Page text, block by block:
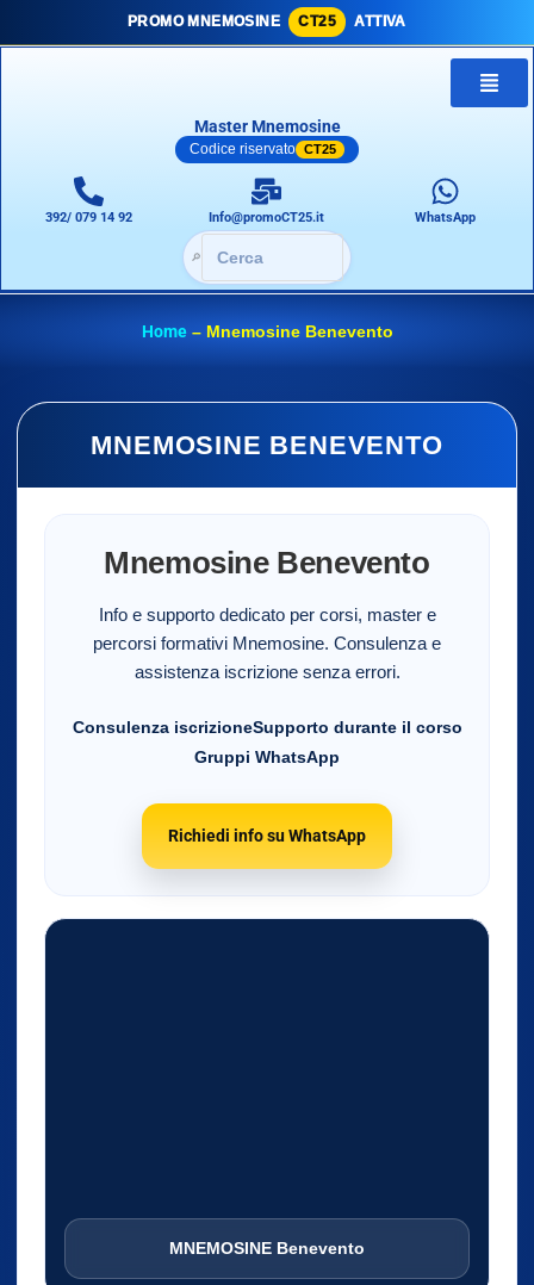
PROMO MNEMOSINE CT25 ATTIVA
Master Mnemosine
Codice riservato CT25
392/ 079 14 92 Info@promoCT25.it WhatsApp
🔎
Home– Mnemosine Benevento
MNEMOSINE BENEVENTO
Mnemosine Benevento
Info e supporto dedicato per corsi, master e
percorsi formativi Mnemosine. Consulenza e
assistenza iscrizione senza errori.
Consulenza iscrizioneSupporto durante il corso
Gruppi WhatsApp
Richiedi info su WhatsApp
MNEMOSINE Benevento